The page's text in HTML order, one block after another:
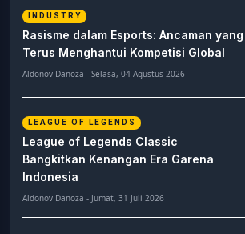
INDUSTRY
Rasisme dalam Esports: Ancaman yang
Terus Menghantui Kompetisi Global
Aldonov Danoza - Selasa, 04 Agustus 2026
LEAGUE OF LEGENDS
League of Legends Classic
Bangkitkan Kenangan Era Garena
Indonesia
Aldonov Danoza - Jumat, 31 Juli 2026